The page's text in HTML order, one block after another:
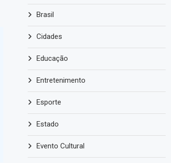
Brasil
Cidades
Educação
Entretenimento
Esporte
Estado
Evento Cultural